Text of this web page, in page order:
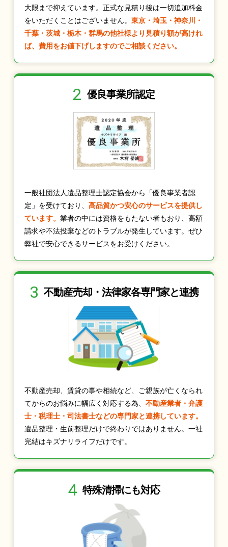
大限まで抑えています。正式な見積り後は一切追加料金
をいただくことはございません。 東京・埼玉・神奈川・
千葉・茨城・栃木・群馬の他社様より見積り額が高けれ
ば、費用をお値下げしますのでご相談ください。
2 優良事業所認定
一般社団法人遺品整理士認定協会から「優良事業者認
定」を受けており、 高品質かつ安心のサービスを提供し
ています。 業者の中には資格をもたない者もおり、高額
請求や不法投棄などのトラブルが発生しています。ぜひ
弊社で安心できるサービスをお受けください。
3 不動産売却・法律家各専門家と連携
不動産売却、賃貸の事や相続など、ご親族が亡くなられ
てからのお悩みに幅広く対応する為、 不動産業者・弁護
士・税理士・司法書士などの専門家と連携しています。
遺品整理・生前整理だけで終わりではありません。一社
完結はキズナリライフだけです。
4 特殊清掃にも対応